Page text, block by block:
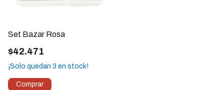
Set Bazar Rosa
$42.471
¡Solo quedan 3 en stock!